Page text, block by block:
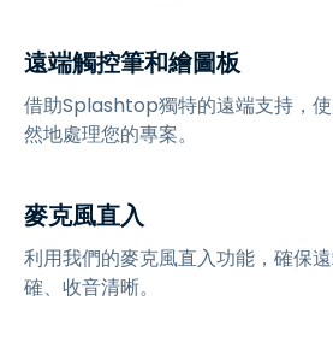
遠端觸控筆和繪圖板
借助Splashtop獨特的遠端支持，
然地處理您的專案。
麥克風直入
利用我們的麥克風直入功能，確保
確、收音清晰。